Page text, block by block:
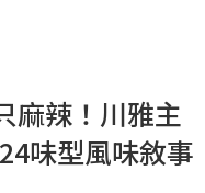
麻辣！川雅主
味型風味敘事